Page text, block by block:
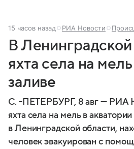
15 часов назад РИА Новости
В
яхта села на
заливе
С. -ПЕТЕРБУРГ, 8 авг — РИА
яхта села на мель в
в Ленинградской области,
человек эвакуирован с